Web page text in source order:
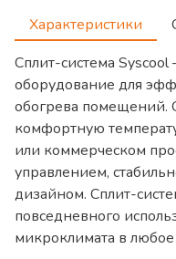
Характеристики
Сплит-система
оборудование для
обогрева помещений.
комфортную
или коммерческом
управлением,
дизайном. Сплит-
повседневного
микроклимата в